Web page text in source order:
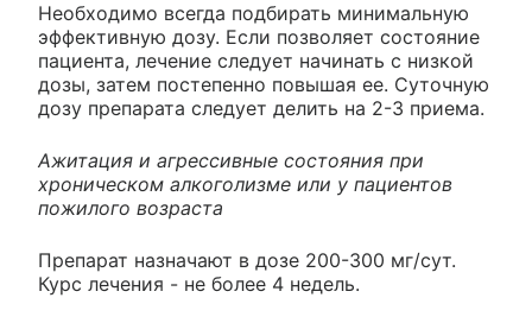
Необходимо всегда подбирать минимальную
эффективную дозу. Если позволяет состояние
пациента, лечение следует начинать с низкой
дозы, затем постепенно повышая ее. Суточную
дозу препарата следует делить на 2-3 приема.
Ажитация и агрессивные состояния при
хроническом алкоголизме или у пациентов
пожилого возраста
Препарат назначают в дозе 200-300 мг/сут.
Курс лечения - не более 4 недель.